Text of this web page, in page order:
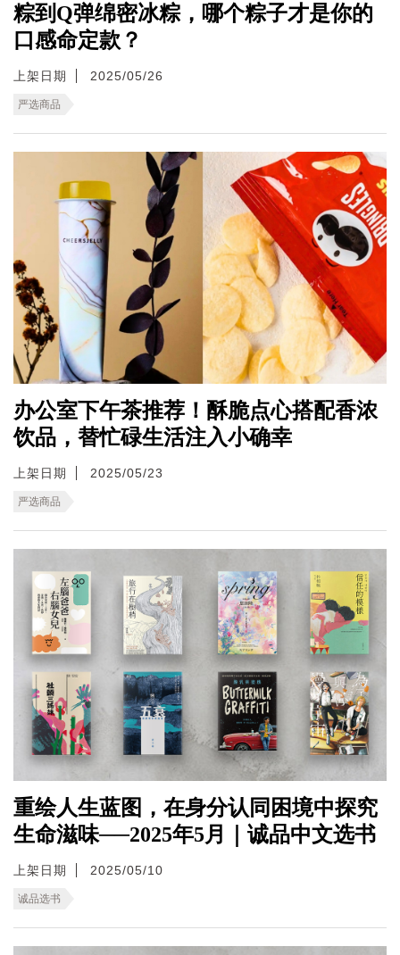
粽到Q弹绵密冰粽，哪个粽子才是你的
口感命定款？
上架日期 2025/05/26
严选商品
办公室下午茶推荐！酥脆点心搭配香浓
饮品，替忙碌生活注入小确幸
上架日期 2025/05/23
严选商品
重绘人生蓝图，在身分认同困境中探究
生命滋味──2025年5月｜诚品中文选书
上架日期 2025/05/10
诚品选书